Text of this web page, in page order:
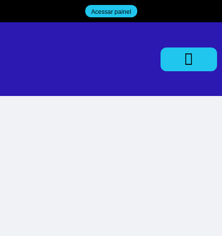
Acessar painel